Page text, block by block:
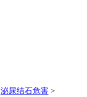
泌尿结石危害 >